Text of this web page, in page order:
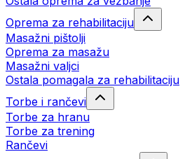
Oprema za rehabilitaciju
Masažni pištolji
Oprema za masažu
Masažni valjci
Ostala pomagala za rehabilitaciju
Torbe i rančevi
Torbe za hranu
Torbe za trening
Rančevi